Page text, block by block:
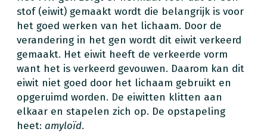
stof (eiwit) gemaakt wordt die belangrijk is voor
het goed werken van het lichaam. Door de
verandering in het gen wordt dit eiwit verkeerd
gemaakt. Het eiwit heeft de verkeerde vorm
want het is verkeerd gevouwen. Daarom kan dit
eiwit niet goed door het lichaam gebruikt en
opgeruimd worden. De eiwitten klitten aan
elkaar en stapelen zich op. De opstapeling
heet: amyloïd.